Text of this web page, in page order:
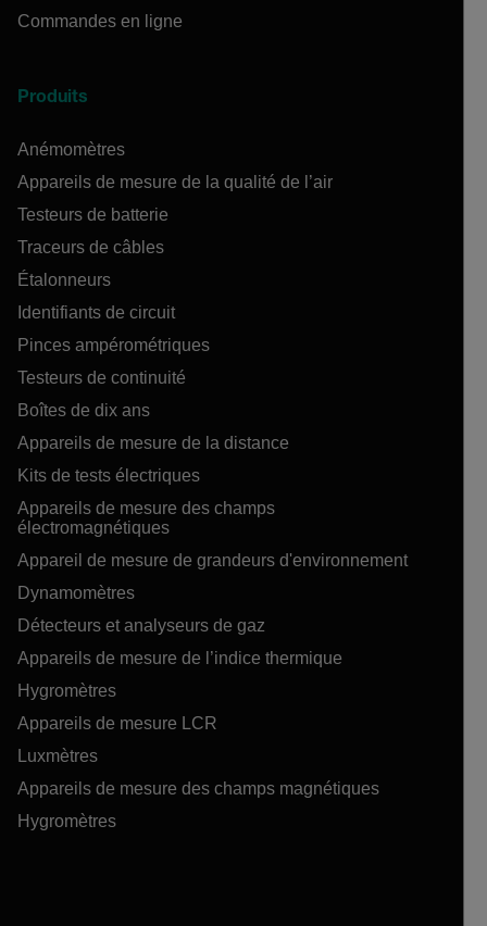
Commandes en ligne
Produits
Anémomètres
Appareils de mesure de la qualité de l’air
Testeurs de batterie
Traceurs de câbles
Étalonneurs
Identifiants de circuit
Pinces ampérométriques
Testeurs de continuité
Boîtes de dix ans
Appareils de mesure de la distance
Kits de tests électriques
Appareils de mesure des champs
électromagnétiques
Appareil de mesure de grandeurs d'environnement
Dynamomètres
Détecteurs et analyseurs de gaz
Appareils de mesure de l’indice thermique
Hygromètres
Appareils de mesure LCR
Luxmètres
Appareils de mesure des champs magnétiques
Hygromètres